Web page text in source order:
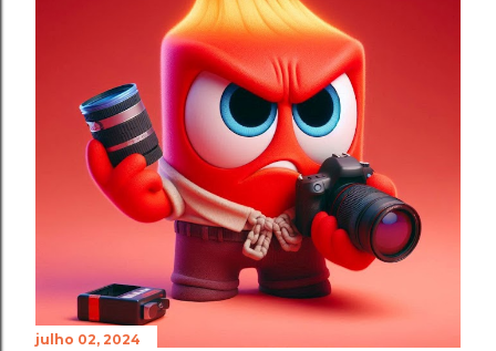
julho 02, 2024